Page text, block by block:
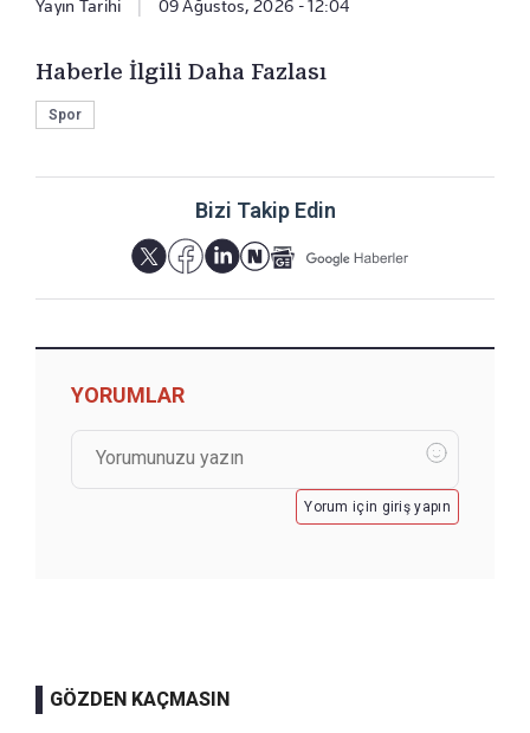
Yayın Tarihi 09 Ağustos, 2026 - 12:04
Haberle İlgili Daha Fazlası
Spor
Bizi Takip Edin
YORUMLAR
Yorum için giriş yapın
GÖZDEN KAÇMASIN